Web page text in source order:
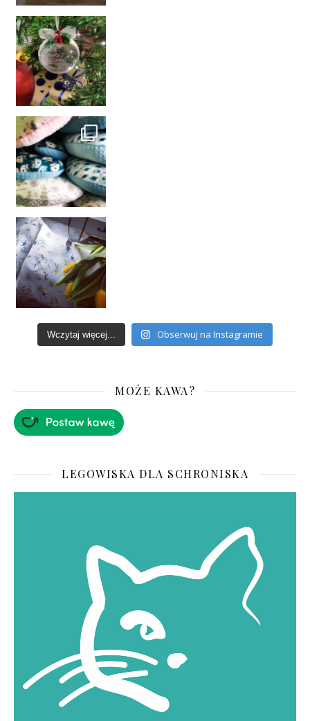
Wczytaj więcej... Obserwuj na Instagramie
MOŻE KAWA?
LEGOWISKA DLA SCHRONISKA